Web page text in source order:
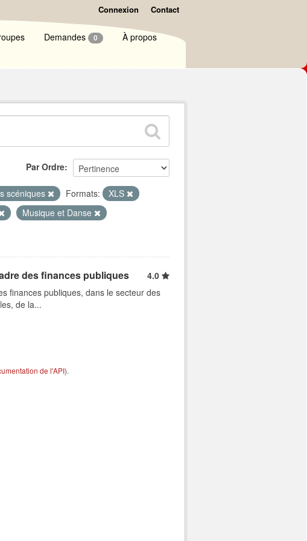
Connexion Contact
Demandes 0 À propos
Par Ordre
scéniques Formats:
XLS
Musique et Danse
des finances publiques
4.0
finances publiques, dans le secteur des
de la...
de l'API).